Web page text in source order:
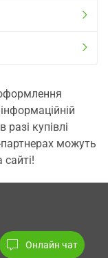
купівлі
можуть
сайті!
Онлайн чат